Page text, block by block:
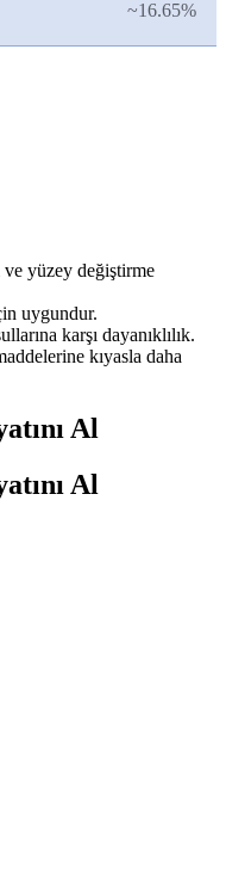
~16.65%
yüzey değiştirme
uygundur.
karşı dayanıklılık.
kıyasla daha
Al
Al